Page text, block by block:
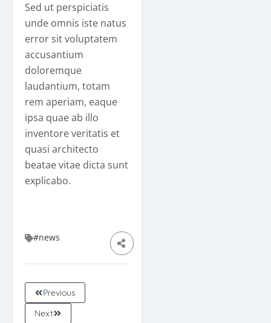
Sed ut perspiciatis
unde omnis iste natus
error sit voluptatem
accusantium
doloremque
laudantium, totam
rem aperiam, eaque
ipsa quae ab illo
inventore veritatis et
quasi architecto
beatae vitae dicta sunt
explicabo.
#news
Previous
Next